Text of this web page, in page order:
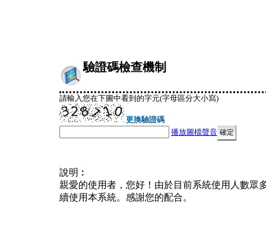
驗證碼檢查機制
請輸入您在下圖中看到的字元(字母區分大小寫)
更換驗證碼
播放圖檔聲音
說明︰
親愛的使用者，您好！由於目前系統使用人數眾
續使用本系統。感謝您的配合。